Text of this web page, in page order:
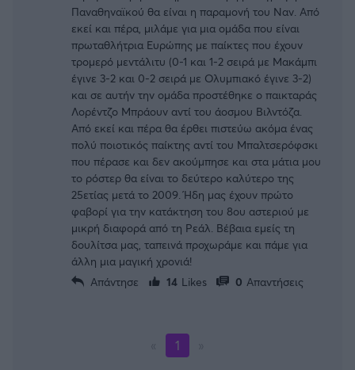
Παναθηναϊκού θα είναι η παραμονή του Ναν. Από
εκεί και πέρα, μιλάμε για μια ομάδα που είναι
πρωταθλήτρια Ευρώπης με παίκτες που έχουν
τρομερό μεντάλιτυ (0-1 και 1-2 σειρά με Μακάμπι
έγινε 3-2 και 0-2 σειρά με Ολυμπιακό έγινε 3-2)
και σε αυτήν την ομάδα προστέθηκε ο παικταράς
Λορέντζο Μπράουν αντί του άοσμου Βιλντόζα.
Από εκεί και πέρα θα έρθει πιστεύω ακόμα ένας
πολύ ποιοτικός παίκτης αντί του Μπαλτσερόφσκι
που πέρασε και δεν ακούμπησε και στα μάτια μου
το ρόστερ θα είναι το δεύτερο καλύτερο της
25ετίας μετά το 2009. Ήδη μας έχουν πρώτο
φαβορί για την κατάκτηση του 8ου αστεριού με
μικρή διαφορά από τη Ρεάλ. Βέβαια εμείς τη
δουλίτσα μας, ταπεινά προχωράμε και πάμε για
άλλη μια μαγική χρονιά!
Απάντησε
14 Likes 0 Απαντήσεις
1